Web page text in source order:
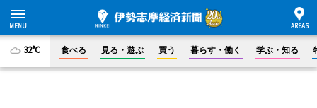
32°C 食べる 見る・遊ぶ 買う 暮らす・働く 学ぶ・知る